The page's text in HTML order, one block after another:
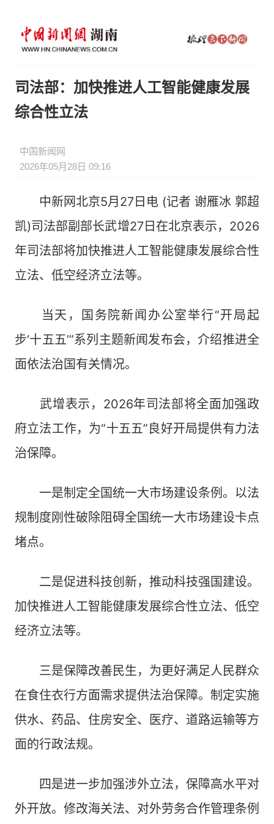
司法部：加快推进人工智能健康发展
综合性立法
中国新闻网
2026年05月28日 09:16
中新网北京5月27日电 (记者 谢雁冰 郭超
凯)司法部副部长武增27日在北京表示，2026
年司法部将加快推进人工智能健康发展综合性
立法、低空经济立法等。
当天，国务院新闻办公室举行“开局起
步‘十五五’”系列主题新闻发布会，介绍推进全
面依法治国有关情况。
武增表示，2026年司法部将全面加强政
府立法工作，为“十五五”良好开局提供有力法
治保障。
一是制定全国统一大市场建设条例。以法
规制度刚性破除阻碍全国统一大市场建设卡点
堵点。
二是促进科技创新，推动科技强国建设。
加快推进人工智能健康发展综合性立法、低空
经济立法等。
三是保障改善民生，为更好满足人民群众
在食住衣行方面需求提供法治保障。制定实施
供水、药品、住房安全、医疗、道路运输等方
面的行政法规。
四是进一步加强涉外立法，保障高水平对
外开放。修改海关法、对外劳务合作管理条例